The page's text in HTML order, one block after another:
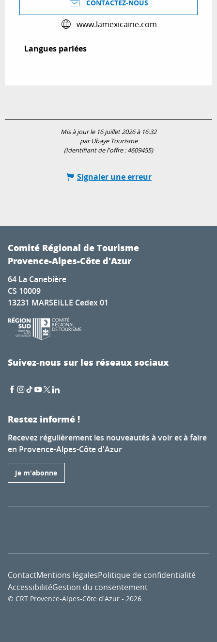
CONTACTEZ-NOUS
www.lamexicaine.com
Langues parlées
Langues parlées
Mis à jour le 16 juillet 2026 à 16:32
par Ubaye Tourisme
(Identifiant de l'offre :4609455)
Signaler une erreur
Comité Régional de Tourisme
Provence-Alpes-Côte d'Azur
64 La Canebière
CS 10009
13231 MARSEILLE Cedex 01
Suivez-nous sur les réseaux sociaux
Restez informé !
Recevez régulièrement les nouveautés à voir et à faire
en Provence-Alpes-Côte d'Azur
Je m'abonne
© CRT Provence-Alpes-Côte d'Azur - 2026
ContactMentions légalesPolitique de confidentialité
AccessibilitéGestion du consentement